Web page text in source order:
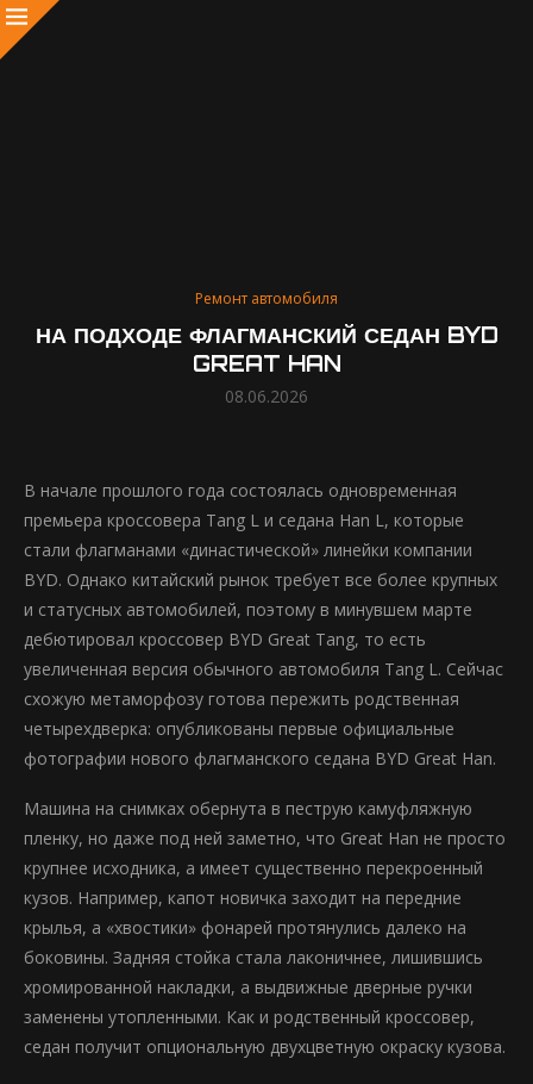
Ремонт автомобиля
НА ПОДХОДЕ ФЛАГМАНСКИЙ СЕДАН BYD
GREAT HAN
08.06.2026
В начале прошлого года состоялась одновременная
премьера кроссовера Tang L и седана Han L, которые
стали флагманами «династической» линейки компании
BYD. Однако китайский рынок требует все более крупных
и статусных автомобилей, поэтому в минувшем марте
дебютировал кроссовер BYD Great Tang, то есть
увеличенная версия обычного автомобиля Tang L. Сейчас
схожую метаморфозу готова пережить родственная
четырехдверка: опубликованы первые официальные
фотографии нового флагманского седана BYD Great Han.
Машина на снимках обернута в пеструю камуфляжную
пленку, но даже под ней заметно, что Great Han не просто
крупнее исходника, а имеет существенно перекроенный
кузов. Например, капот новичка заходит на передние
крылья, а «хвостики» фонарей протянулись далеко на
боковины. Задняя стойка стала лаконичнее, лишившись
хромированной накладки, а выдвижные дверные ручки
заменены утопленными. Как и родственный кроссовер,
седан получит опциональную двухцветную окраску кузова.